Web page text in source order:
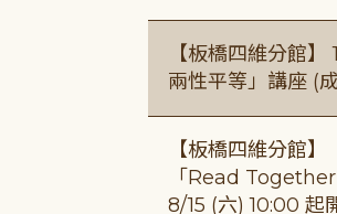
【板橋四維分館
兩性平等」講座 (
【板橋四維分館
「Read
8/15 (六) 10:00 起